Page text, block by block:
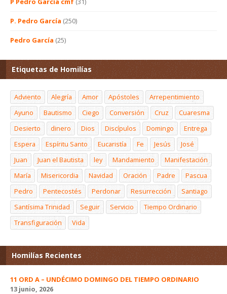
P. Pedro García (250)
Pedro García (25)
Etiquetas de Homilías
Adviento Alegría Amor Apóstoles
Arrepentimiento
Ayuno
Bautismo Ciego Conversión Cruz
Cuaresma
Desierto
dinero Dios Discípulos Domingo
Entrega
Espera
Espíritu Santo Eucaristía Fe Jesús
José
Juan
Juan el Bautista ley Mandamiento
Manifestación
María
Misericordia Navidad Oración Padre
Pascua
Pedro
Pentecostés Perdonar Resurrección
Santiago
Santísima Trinidad
Seguir Servicio
Tiempo Ordinario
Transfiguración
Vida
Homilías Recientes
11 ORD A – UNDÉCIMO DOMINGO DEL TIEMPO ORDINARIO
13 junio, 2026